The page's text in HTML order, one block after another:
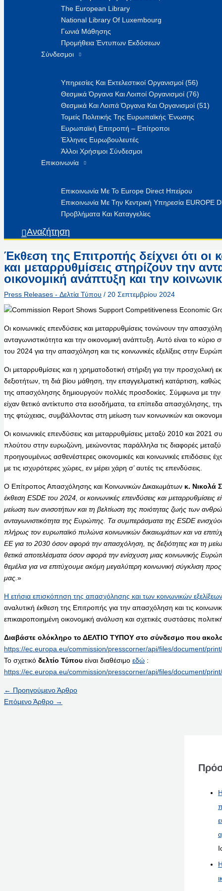
The European Library
National Library Of Luxembourg
Γωνιά Μάθησης
Προμήθεια Έντυπων Εκδόσεων
Σύνδεσμοι
Υπηρεσίες Και Εκτελεστικοί Οργανισμοί (56)
Θεσμικά Όργανα Και Λοιποί Οργανισμοί (76)
Θεσμικά Και Λοιπά Όργανα Και Οργανισμοί (51)
Τομείς Πολιτικής Της Ευρωπαϊκής Ένωσης
Ευρωπαϊκή Επιτροπή – Επίτροποι
Έλληνες Ευρωβουλευτές
Άλλοι Χρήσιμοι Σύνδεσμοι
Επικοινωνία
Επικοινωνία Με Το Europe Direct Ηπείρου
Επικοινωνία Με Την Κεντρική Υπηρεσία EUROPE
Προβλήματα Και Καταγγελίες
Αναζήτηση
Έκθεση της Επιτροπής δείχνει ότι οι
και μεταρρυθμίσεις στηρίζουν την
οικονομική ανάπτυξη και την
Press Releases - Δελτία Τύπου / 20 Σεπτεμβρίου 2024
Οι κοινωνικές επενδύσεις και μεταρρυθμίσεις τονώνουν την
ανταγωνιστικότητα και την οικονομική ανάπτυξη. Αυτό είναι το
του 2024 για την απασχόληση και τις κοινωνικές εξελίξεις στην
Οι μεταρρυθμίσεις και η χρηματοδοτική στήριξη για την προσχολική
δεξιοτήτων, τη διά βίου μάθηση, την επαγγελματική κατάρτιση,
της απασχόλησης δημιουργούν πολλές προσδοκίες. Σύμφωνα με την
είχαν θετικό αντίκτυπο στα εισοδήματα, τα επίπεδα απασχόλησης,
της φτώχειας, συμβάλλοντας στη μείωση των κοινωνικών και
Οι κοινωνικές επενδύσεις και μεταρρυθμίσεις μεταξύ 2010 και
πλούτου στην ευρωζώνη, μειώνοντας παράλληλα τις διαφορές
προηγουμένως ασθενέστερες οικονομικές και κοινωνικές επιδόσεις
με τις ισχυρότερες χώρες, εν μέρει χάρη σ’ αυτές τις επενδύσεις.
Ο Επίτροπος Απασχόλησης και Κοινωνικών Δικαιωμάτων κ. Νικολά
έκθεση ESDE του 2024, οι κοινωνικές επενδύσεις και μεταρρυθμίσεις
μείωση των ανισοτήτων και τη βελτίωση της ποιότητας ζωής των
ανταγωνιστικότητα της Ευρώπης. Τα συμπεράσματα της ESDE
πλήρως τον ευρωπαϊκό πυλώνα κοινωνικών δικαιωμάτων και να
ΕΕ για το 2030 όσον αφορά την απασχόληση, τις δεξιότητες και τη
θετικά αποτελέσματα όσον αφορά την ενίσχυση μιας κοινωνικής
θεμέλια για να επιτύχουμε ακόμη μεγαλύτερη κοινωνική σύγκλιση
μας. »
Η ετήσια επισκόπηση της απασχόλησης και των κοινωνικών
αναλυτική έκθεση της Επιτροπής για την απασχόληση και τις
επικαιροποιημένη οικονομική ανάλυση και σχετικές συστάσεις
Διαβάστε ολόκληρο το ΔΕΛΤΙΟ ΤΥΠΟΥ στο σύνδεσμο που
https://ec.europa.eu/commission/presscorner/api/files/document/
Το σχετικό δελτίο Τύπου είναι διαθέσιμο εδώ :
https://ec.europa.eu/commission/presscorner/api/files/document/
← Προηγούμενο Άρθρο
Επόμενο Άρθρο →